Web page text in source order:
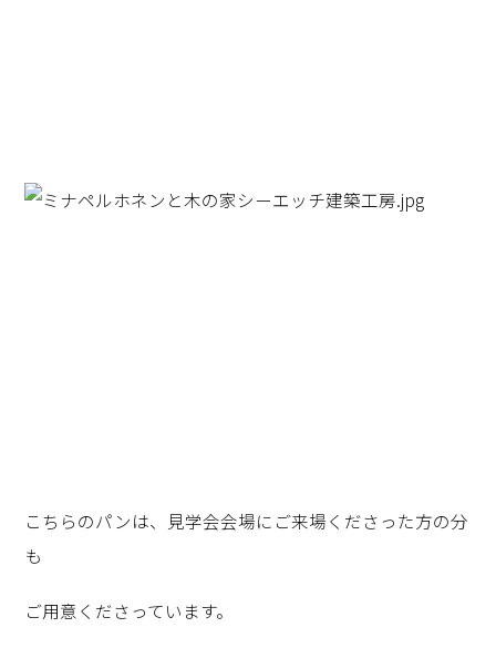
こちらのパンは、見学会会場にご来場くださった方の分
も
ご用意くださっています。